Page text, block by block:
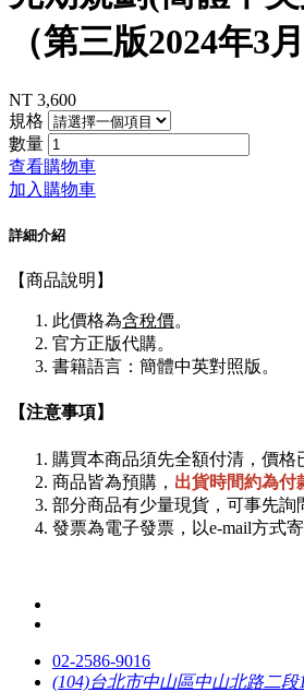
（第三版2024年3月
NT 3,600
規格
數量
查看購物車
加入購物車
詳細介紹
【商品說明】
此價格為含稅價。
官方正版代購。
書籍語言：簡體中英對照版。
【注意事項】
購買本商品須先全額付清，價格
商品皆為預購， 出貨時間約為付
部分商品有少量現貨，可事先詢
發票為電子發票，以e-mail方式寄
02-2586-9016
(104)台北市中山區中山北路二段